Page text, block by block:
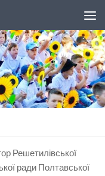
Решетилівської
ради Полтавської